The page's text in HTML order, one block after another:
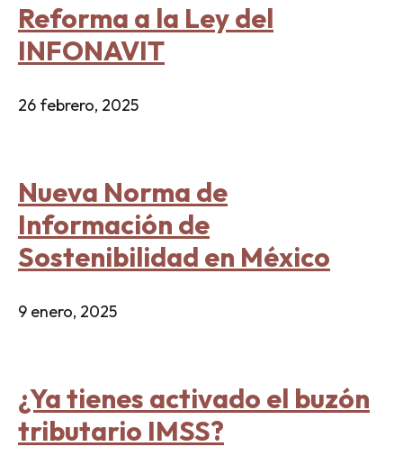
Reforma a la Ley del
INFONAVIT
26 febrero, 2025
Nueva Norma de
Información de
Sostenibilidad en México
9 enero, 2025
¿Ya tienes activado el buzón
tributario IMSS?